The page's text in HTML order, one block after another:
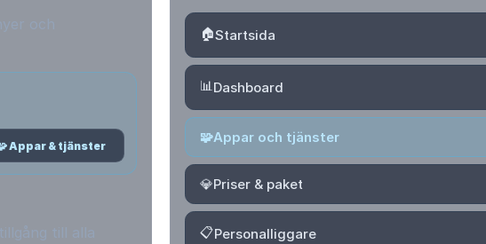
Appar & tjänster
🏠Startsida
📊Dashboard
🧩Appar och tjänster
💎Priser & paket
📋Personalliggare